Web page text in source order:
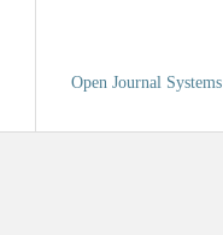
Open Journal Systems